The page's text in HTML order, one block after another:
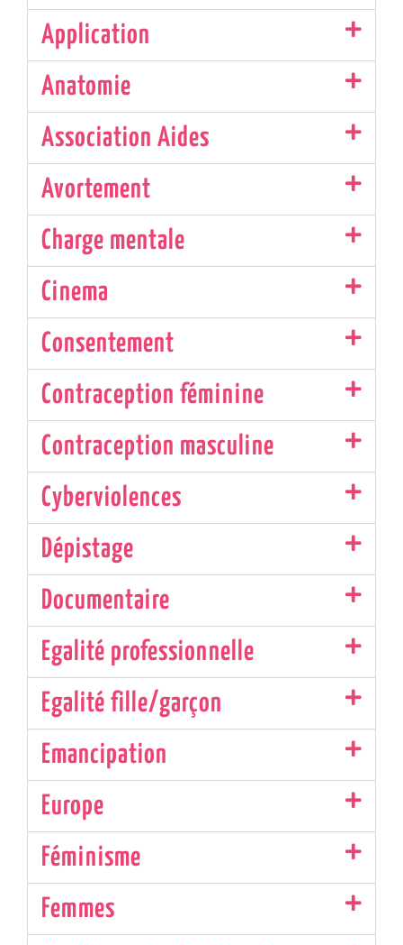
Application
Anatomie
Association Aides
Avortement
Charge mentale
Cinema
Consentement
Contraception féminine
Contraception masculine
Cyberviolences
Dépistage
Documentaire
Egalité professionnelle
Egalité fille/garçon
Emancipation
Europe
Féminisme
Femmes